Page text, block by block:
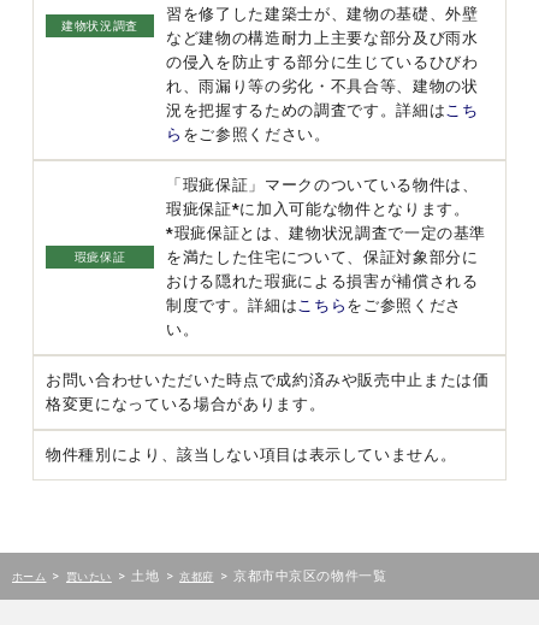
建物状況調査
習を修了した建築士が、建物の基礎、外壁
など建物の構造耐力上主要な部分及び雨水
の侵入を防止する部分に生じているひびわ
れ、雨漏り等の劣化・不具合等、建物の状
況を把握するための調査です。詳細は こち
ら をご参照ください。
瑕疵保証
「瑕疵保証」マークのついている物件は、
瑕疵保証*に加入可能な物件となります。
*瑕疵保証とは、建物状況調査で一定の基準
を満たした住宅について、保証対象部分に
おける隠れた瑕疵による損害が補償される
制度です。詳細は こちら をご参照くださ
い。
お問い合わせいただいた時点で成約済みや販売中止または価
格変更になっている場合があります。
物件種別により、該当しない項目は表示していません。
ホーム > 買いたい > 土地 > 京都府 > 京都市中京区の物件一覧